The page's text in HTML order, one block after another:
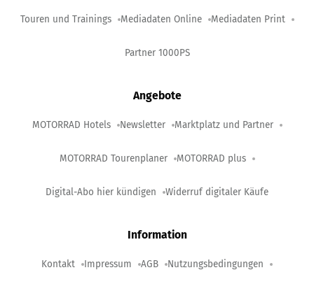
Touren und Trainings Mediadaten Online Mediadaten Print
Partner 1000PS
Angebote
MOTORRAD Hotels Newsletter Marktplatz und Partner
MOTORRAD Tourenplaner MOTORRAD plus
Digital-Abo hier kündigen Widerruf digitaler Käufe
Information
Kontakt Impressum AGB Nutzungsbedingungen